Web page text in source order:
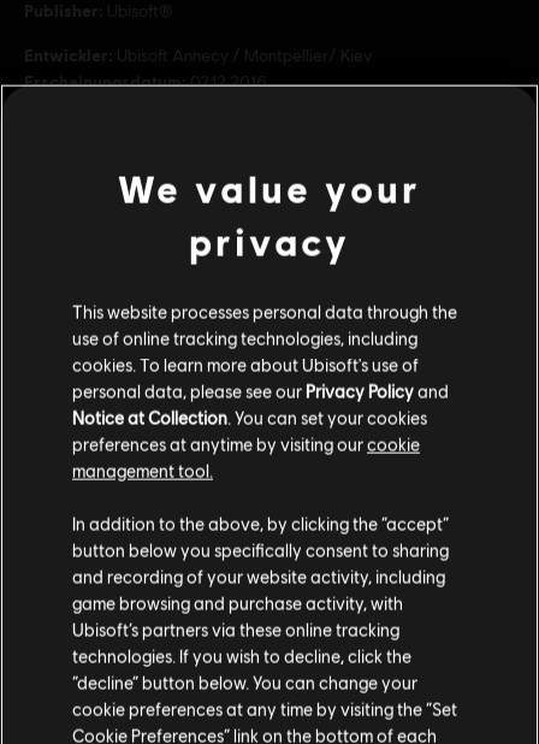
Publisher: Ubisoft®
Entwickler: Ubisoft Annecy / Montpellier/ Kiev
Erscheinungsdatum:02.12.2016
und adrenalingeladenen Add-On-Sportarten, um deine
Bergerfahrung auf den nächsten Level zu heben und noch individuel
Genre: Open-World-Spiel,Simulation,Sports
©2016 Ubisoft Entertainment. All Rights Reserved. Ubisoft
and the Ubisoft logo are trademarks of Ubisoft
Entertainment in the US and/or other countries.
mehr anzeigen
Dies könnte dich auch interessieren:
Steep X Games - DLC
X Game DLC
Steep
Winterfest-Paket
Soweit wir wissen kommst du aus
Staaten von Amerika.
Wenn du etwas bestellen möchtest, besuche bitte
deinen lokalen Ubisoft Store.
Im aktuellen Store bleiben
We value your
privacy
This website processes personal data through the
use of online tracking technologies, including
cookies. To learn more about Ubisoft's use of
personal data, please see our Privacy Policyand
Notice at Collection. You can set your cookies
preferences at anytime by visiting ourcookie
management tool.
In addition to the above, by clicking the “accept”
button below you specifically consent to sharing
and recording of your website activity, including
game browsing and purchase activity, with
Ubisoft’s partners via these online tracking
technologies. If you wish to decline, click the
“decline” button below. You can change your
cookie preferences at any time by visiting the “Set
Cookie Preferences” link on the bottom of each